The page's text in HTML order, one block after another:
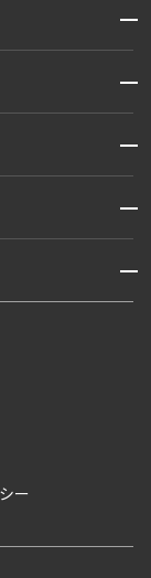
開閉
開閉
開閉
開閉
件入居申込
開閉
ー